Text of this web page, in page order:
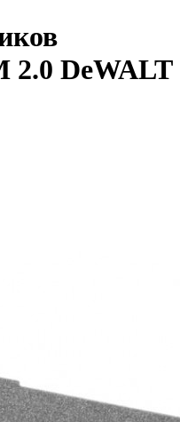
2.0 DeWALT